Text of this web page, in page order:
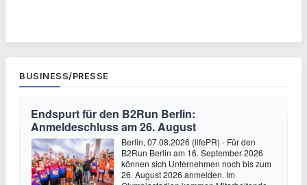
BUSINESS/PRESSE
Endspurt für den B2Run Berlin:
Anmeldeschluss am 26. August
Berlin, 07.08.2026 (lifePR) - Für den
B2Run Berlin am 16. September 2026
können sich Unternehmen noch bis zum
26. August 2026 anmelden. Im